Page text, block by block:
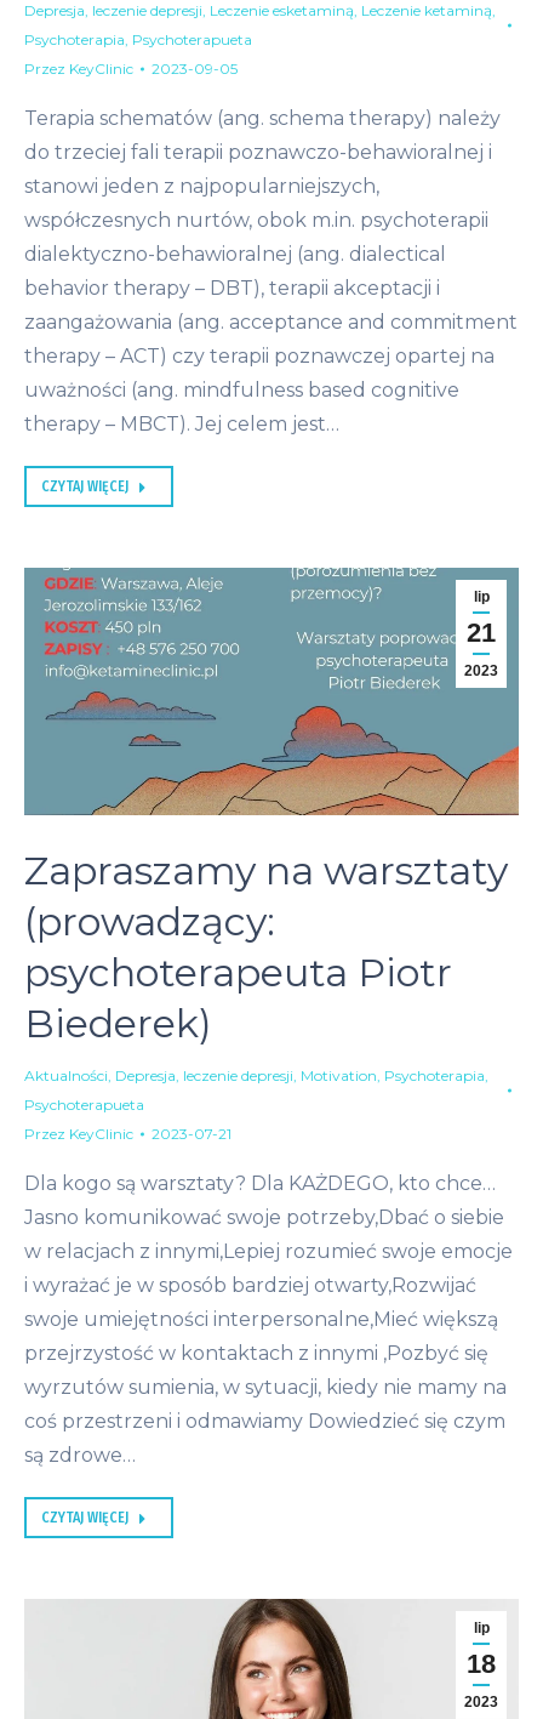
Depresja, leczenie depresji, Leczenie esketaminą, Leczenie ketaminą,
Psychoterapia, Psychoterapueta
Przez KeyClinic 2023-09-05
Terapia schematów (ang. schema therapy) należy
do trzeciej fali terapii poznawczo-behawioralnej i
stanowi jeden z najpopularniejszych,
współczesnych nurtów, obok m.in. psychoterapii
dialektyczno-behawioralnej (ang. dialectical
behavior therapy – DBT), terapii akceptacji i
zaangażowania (ang. acceptance and commitment
therapy – ACT) czy terapii poznawczej opartej na
uważności (ang. mindfulness based cognitive
therapy – MBCT). Jej celem jest…
CZYTAJ WIĘCEJ
lip
21
2023
Zapraszamy na warsztaty
(prowadzący:
psychoterapeuta Piotr
Biederek)
Aktualności, Depresja, leczenie depresji, Motivation, Psychoterapia,
Psychoterapueta
Przez KeyClinic 2023-07-21
Dla kogo są warsztaty? Dla KAŻDEGO, kto chce…
Jasno komunikować swoje potrzeby,Dbać o siebie
w relacjach z innymi,Lepiej rozumieć swoje emocje
i wyrażać je w sposób bardziej otwarty,Rozwijać
swoje umiejętności interpersonalne,Mieć większą
przejrzystość w kontaktach z innymi ,Pozbyć się
wyrzutów sumienia, w sytuacji, kiedy nie mamy na
coś przestrzeni i odmawiamy Dowiedzieć się czym
są zdrowe…
CZYTAJ WIĘCEJ
lip
18
2023